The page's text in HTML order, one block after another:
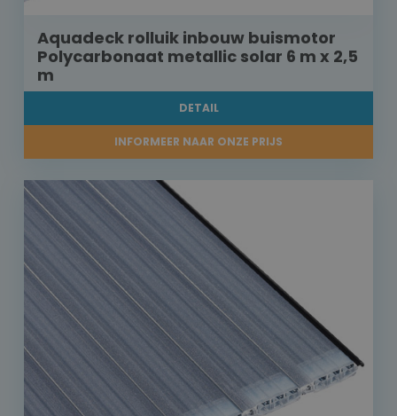
Aquadeck rolluik inbouw buismotor
Polycarbonaat metallic solar 6 m x 2,5
m
DETAIL
INFORMEER NAAR ONZE PRIJS